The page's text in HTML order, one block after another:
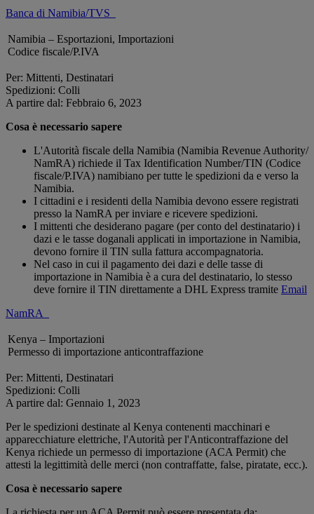
Banca di Namibia/TVS
Namibia – Esportazioni, Importazioni
Codice fiscale/P.IVA
Per: Mittenti, Destinatari
Spedizioni: Colli
A partire dal: Febbraio 6, 2023
Cosa è necessario sapere
L'Autorità fiscale della Namibia (Namibia Revenue Authority/
NamRA) richiede il Tax Identification Number/TIN (Codice
fiscale/P.IVA) namibiano per tutte le spedizioni da e verso la
Namibia.
I cittadini e i residenti della Namibia devono essere registrati
presso la NamRA per inviare e ricevere spedizioni.
I mittenti che desiderano pagare (per conto del destinatario) i
dazi e le tasse doganali applicati in importazione in Namibia,
devono fornire il TIN sulla fattura accompagnatoria.
Nel caso in cui il pagamento dei dazi e delle tasse di
importazione in Namibia è a cura del destinatario, lo stesso
deve fornire il TIN direttamente a DHL Express tramite Email
NamRA
Kenya – Importazioni
Permesso di importazione anticontraffazione
Per: Mittenti, Destinatari
Spedizioni: Colli
A partire dal: Gennaio 1, 2023
Per le spedizioni destinate al Kenya contenenti macchinari e
apparecchiature elettriche, l'Autorità per l'Anticontraffazione del
Kenya richiede un permesso di importazione (ACA Permit) che
attesti la legittimità delle merci (non contraffatte, false, piratate, ecc.).
Cosa è necessario sapere